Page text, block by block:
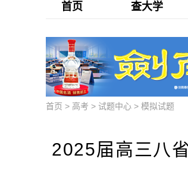
首页 查大学
首页 > 高考 > 试题中心 > 模拟试题
2025届高三八